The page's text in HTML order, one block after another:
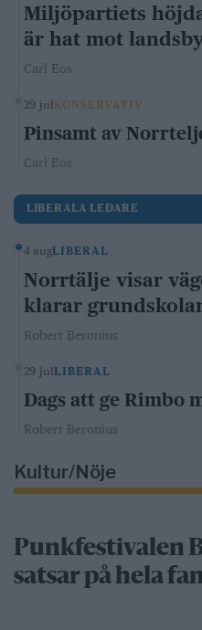
Miljöpartiets
är hat mot
Carl Eos
29 jul KONSERVATIV
Pinsamt av
Carl Eos
LIBERALA LEDARE
4 augLIBERAL
Norrtälje visar
klarar
Robert Beronius
29 julLIBERAL
Dags att ge Rimbo
Robert Beronius
Kultur/Nöje
Punkfestivalen
satsar på hela